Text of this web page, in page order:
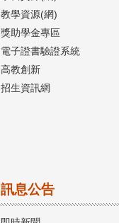
教學資源(網)
獎助學金專區
電子證書驗證系統
高教創新
招生資訊網
訊息公告